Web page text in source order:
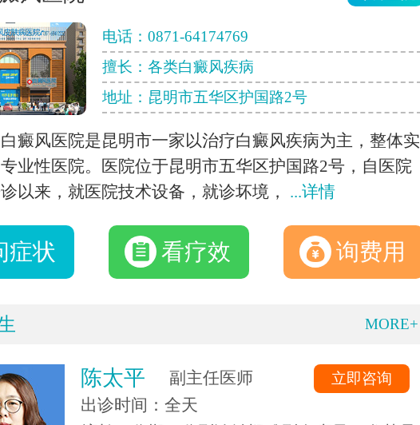
电话： 0871-64174769
擅长：各类白癜风疾病
地址：昆明市五华区护国路2号
癜风医院是昆明市一家以治疗白癜风疾病为主，整体实
业性医院。医院位于昆明市五华区护国路2号，自医院
以来，就医院技术设备，就诊坏境， ...详情
症状 看疗效 询费用
MORE+
陈太平
副主任医师
出诊时间：全天
立即咨询